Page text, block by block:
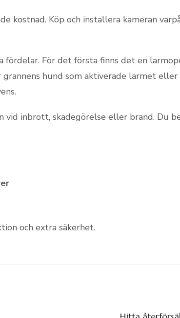
Köp och installera kameran
För det första finns det en
hund som aktiverade larmet
inbrott, skadegörelse eller brand. Du
och extra säkerhet.